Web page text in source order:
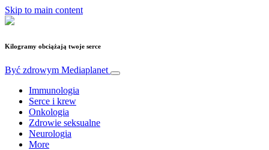
Skip to main content
Kilogramy obciążają twoje serce
Być zdrowym Mediaplanet
Immunologia
Serce i krew
Onkologia
Zdrowie seksualne
Neurologia
More